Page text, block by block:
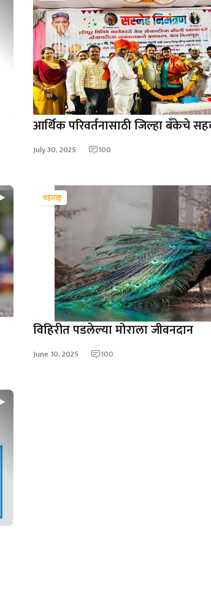
आर्थिक परिवर्तनासाठी जिल्हा बँकेचे
July 30, 2025 100
महाराष्ट्र
विहिरीत पडलेल्या मोराला जीवनदान
June 10, 2025 100